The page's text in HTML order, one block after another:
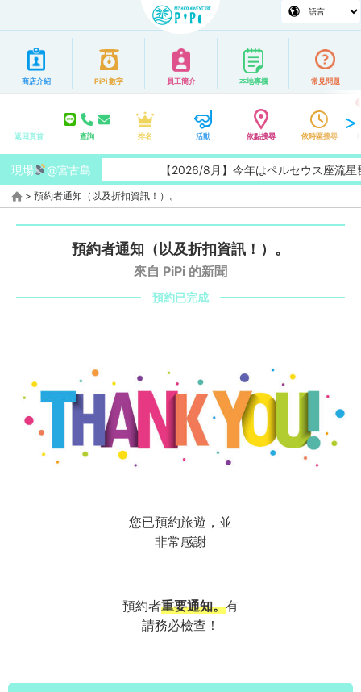
商店介紹 PiPi 數字 員工簡介 本地專欄 常見問題
返回頁首 查詢 排名 活動 依點搜尋 依時區搜尋
現場 @宮古島 【2026/8月】今年はペルセウス座流星群
> 預約者通知（以及折扣資訊！）。
預約者通知（以及折扣資訊！）。
來自 PiPi 的新聞
預約已完成
您已預約旅遊，並
非常感謝
預約者重要通知。有
請務必檢查！